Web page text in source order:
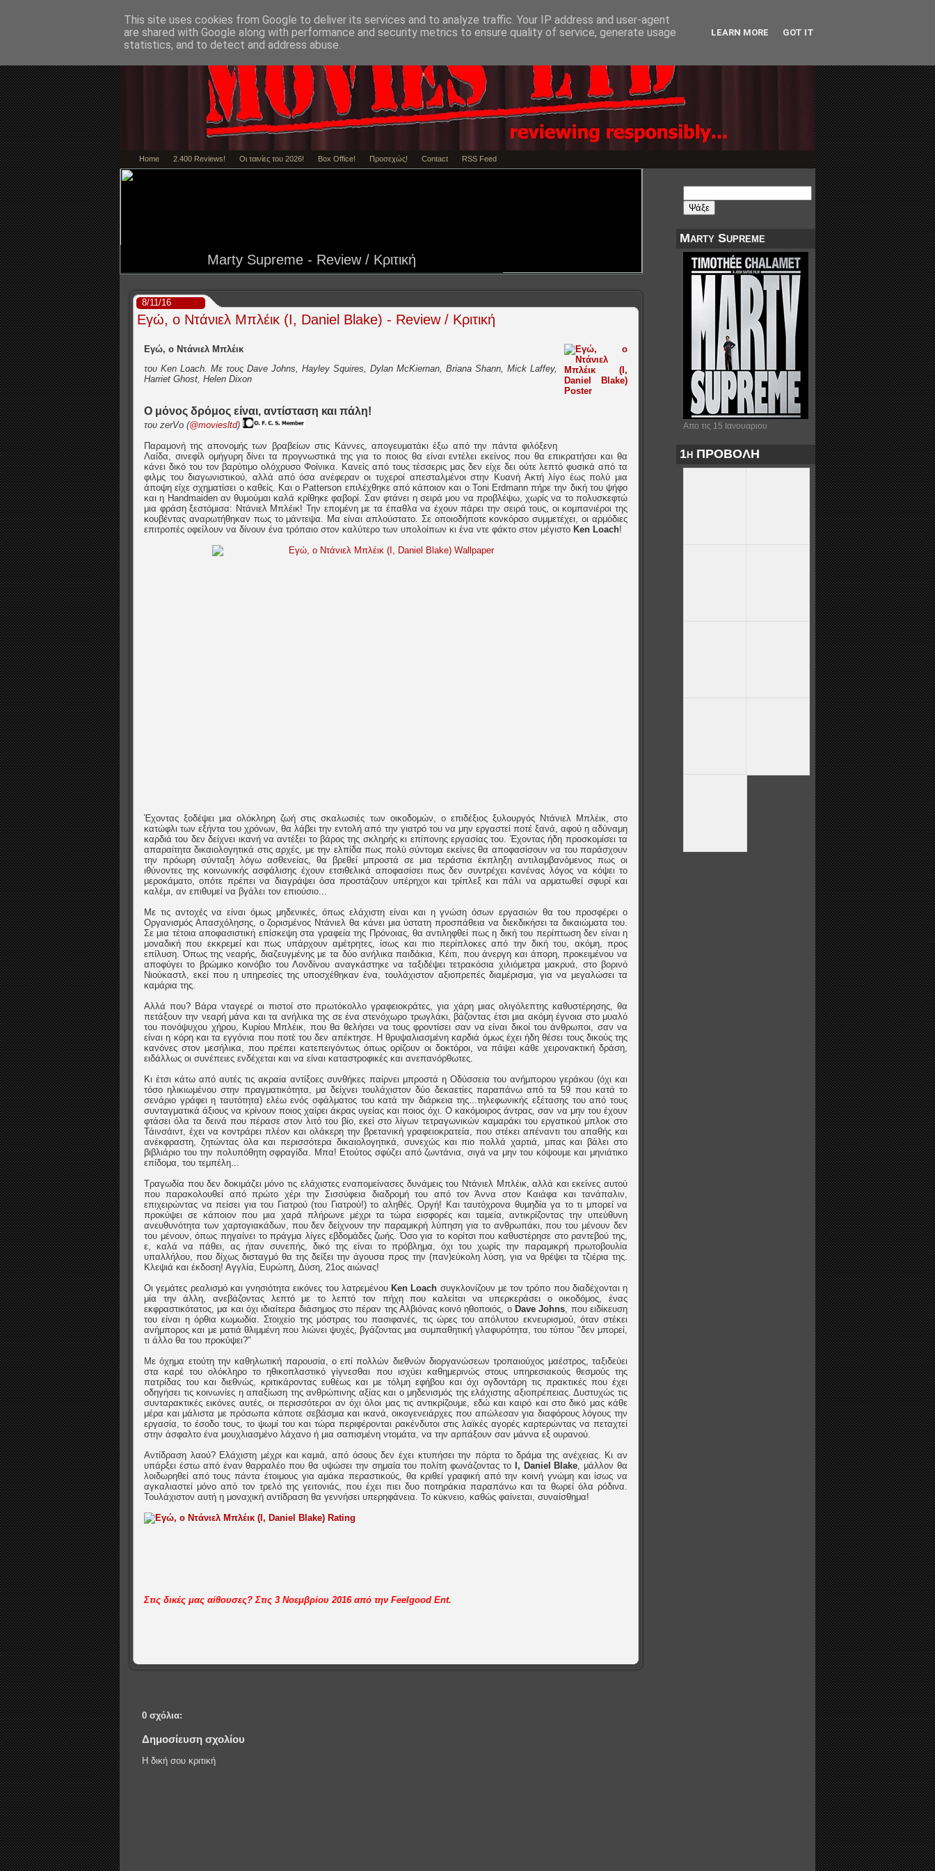
Home 2.400 Reviews! Οι ταινίες του 2026! Box Office! Προσεχώς! Contact RSS Feed
8/11/16
Εγώ, ο Ντάνιελ Μπλέικ (I, Daniel Blake) - Review / Κριτική
Εγώ, ο Ντάνιελ Μπλέικ
του Ken Loach. Με τους Dave Johns, Hayley Squires, Dylan McKiernan, Briana Shann, Mick Laffey,
Harriet Ghost, Helen Dixon
Ο μόνος δρόμος είναι, αντίσταση και πάλη!
του zerVo (@moviesltd)
Παραμονή της απονομής των βραβείων στις Κάννες, απογευματάκι έξω από την πάντα φιλόξενη
Λαίδα, σινεφίλ ομήγυρη δίνει τα προγνωστικά της για το ποιος θα είναι εντέλει εκείνος που θα επικρατήσει και θα
κάνει δικό του τον βαρύτιμο ολόχρυσο Φοίνικα. Κανείς από τους τέσσερις μας δεν είχε δει ούτε λεπτό φυσικά από τα
φιλμς του διαγωνιστικού, αλλά από όσα ανέφεραν οι τυχεροί απεσταλμένοι στην Κυανή Ακτή λίγο έως πολύ μια
άποψη είχε σχηματίσει ο καθείς. Και ο Patterson επιλέχθηκε από κάποιον και ο Toni Erdmann πήρε την δική του ψήφο
και η Handmaiden αν θυμούμαι καλά κρίθηκε φαβορί. Σαν φτάνει η σειρά μου να προβλέψω, χωρίς να το πολυσκεφτώ
μια φράση ξεστόμισα: Ντάνιελ Μπλέικ! Την επομένη με τα έπαθλα να έχουν πάρει την σειρά τους, οι κομπανιέροι της
κουβέντας αναρωτήθηκαν πως το μάντεψα. Μα είναι απλούστατο. Σε οποιοδήποτε κονκόρσο συμμετέχει, οι αρμόδιες
επιτροπές οφείλουν να δίνουν ένα τρόπαιο στον καλύτερο των υπολοίπων κι ένα ντε φάκτο στον μέγιστο Ken Loach!
Έχοντας ξοδέψει μια ολόκληρη ζωή στις σκαλωσιές των οικοδομών, ο επιδέξιος ξυλουργός Ντάνιελ Μπλέικ, στο
κατώφλι των εξήντα του χρόνων, θα λάβει την εντολή από την γιατρό του να μην εργαστεί ποτέ ξανά, αφού η αδύναμη
καρδιά του δεν δείχνει ικανή να αντέξει το βάρος της σκληρής κι επίπονης εργασίας του. Έχοντας ήδη προσκομίσει τα
απαραίτητα δικαιολογητικά στις αρχές, με την ελπίδα πως πολύ σύντομα εκείνες θα αποφασίσουν να του παράσχουν
την πρόωρη σύνταξη λόγω ασθενείας, θα βρεθεί μπροστά σε μια τεράστια έκπληξη αντιλαμβανόμενος πως οι
ιθύνοντες της κοινωνικής ασφάλισης έχουν ετσιθελικά αποφασίσει πως δεν συντρέχει κανένας λόγος να κόψει το
μεροκάματο, οπότε πρέπει να διαγράψει όσα προστάζουν υπέρηχοι και τρίπλεξ και πάλι να αρματωθεί σφυρί και
καλέμι, αν επιθυμεί να βγάλει τον επιούσιο...
Με τις αντοχές να είναι όμως μηδενικές, όπως ελάχιστη είναι και η γνώση όσων εργασιών θα του προσφέρει ο
Οργανισμός Απασχόλησης, ο ζορισμένος Ντάνιελ θα κάνει μια ύστατη προσπάθεια να διεκδικήσει τα δικαιώματα του.
Σε μια τέτοια αποφασιστική επίσκεψη στα γραφεία της Πρόνοιας, θα αντιληφθεί πως η δική του περίπτωση δεν είναι η
μοναδική που εκκρεμεί και πως υπάρχουν αμέτρητες, ίσως και πιο περίπλοκες από την δική του, ακόμη, προς
επίλυση. Όπως της νεαρής, διαζευγμένης με τα δύο ανήλικα παιδάκια, Κέιτι, που άνεργη και άπορη, προκειμένου να
αποφύγει το βρώμικο κοινόβιο του Λονδίνου αναγκάστηκε να ταξιδέψει τετρακόσια χιλιόμετρα μακρυά, στο βορινό
Νιούκαστλ, εκεί που η υπηρεσίες της υποσχέθηκαν ένα, τουλάχιστον αξιοπρεπές διαμέρισμα, για να μεγαλώσει τα
καμάρια της.
Αλλά που? Βάρα νταγερέ οι πιστοί στο πρωτόκολλο γραφειοκράτες, για χάρη μιας ολιγόλεπτης καθυστέρησης, θα
πετάξουν την νεαρή μάνα και τα ανήλικα της σε ένα στενόχωρο τρωγλάκι, βάζοντας έτσι μια ακόμη έγνοια στο μυαλό
του πονόψυχου χήρου, Κυρίου Μπλέικ, που θα θελήσει να τους φροντίσει σαν να είναι δικοί του άνθρωποι, σαν να
είναι η κόρη και τα εγγόνια που ποτέ του δεν απέκτησε. Η θρυψαλιασμένη καρδιά όμως έχει ήδη θέσει τους δικούς της
κανόνες στον μεσήλικα, που πρέπει κατεπειγόντως όπως ορίζουν οι δοκτόροι, να πάψει κάθε χειρονακτική δράση,
ειδάλλως οι συνέπειες ενδέχεται και να είναι καταστροφικές και ανεπανόρθωτες.
Κι έτσι κάτω από αυτές τις ακραία αντίξοες συνθήκες παίρνει μπροστά η Οδύσσεια του ανήμπορου γεράκου (όχι και
τόσο ηλικιωμένου στην πραγματικότητα, μα δείχνει τουλάχιστον δύο δεκαετίες παραπάνω από τα 59 που κατά το
σενάριο γράφει η ταυτότητα) ελέω ενός σφάλματος του κατά την διάρκεια της...τηλεφωνικής εξέτασης του από τους
συνταγματικά άξιους να κρίνουν ποιος χαίρει άκρας υγείας και ποιος όχι. Ο κακόμοιρος άντρας, σαν να μην του έχουν
φτάσει όλα τα δεινά που πέρασε στον λιτό του βίο, εκεί στο λίγων τετραγωνικών καμαράκι του εργατικού μπλοκ στο
Τάινσάιντ, έχει να κοντράρει πλέον και ολάκερη την βρετανική γραφειοκρατεία, που στέκει απέναντι του απαθής και
ανέκφραστη, ζητώντας όλα και περισσότερα δικαιολογητικά, συνεχώς και πιο πολλά χαρτιά, μπας και βάλει στο
βιβλιάριο του την πολυπόθητη σφραγίδα. Μπα! Ετούτος σφύζει από ζωντάνια, σιγά να μην του κόψουμε και μηνιάτικο
επίδομα, του τεμπέλη...
Τραγωδία που δεν δοκιμάζει μόνο τις ελάχιστες εναπομείνασες δυνάμεις του Ντάνιελ Μπλέικ, αλλά και εκείνες αυτού
που παρακολουθεί από πρώτο χέρι την Σισσύφεια διαδρομή του από τον Άννα στον Καιάφα και τανάπαλιν,
επιχειρώντας να πείσει για του Γιατρού (του Γιατρού!) το αληθές. Οργή! Και ταυτόχρονα θυμηδία γα το τι μπορεί να
προκύψει σε κάποιον που μια χαρά πλήρωνε μέχρι τα τώρα εισφορές και ταμεία, αντικρίζοντας την υπεύθυνη
ανευθυνότητα των χαρτογιακάδων, που δεν δείχνουν την παραμικρή λύπηση για το ανθρωπάκι, που του μένουν δεν
του μένουν, όπως πηγαίνει το πράγμα λίγες εβδομάδες ζωής. Όσο για το κορίτσι που καθυστέρησε στο ραντεβού της,
ε, καλά να πάθει, ας ήταν συνεπής, δικό της είναι το πρόβλημα, όχι του χωρίς την παραμικρή πρωτοβουλία
υπαλλήλου, που δίχως δισταγμό θα της δείξει την άγουσα προς την (παν)εύκολη λύση, για να θρέψει τα τζιέρια της.
Κλεψιά και έκδοση! Αγγλία, Ευρώπη, Δύση, 21ος αιώνας!
Οι γεμάτες ρεαλισμό και γνησιότητα εικόνες του λατρεμένου Ken Loach συγκλονίζουν με τον τρόπο που διαδέχονται η
μία την άλλη, ανεβάζοντας λεπτό με το λεπτό τον πήχη που καλείται να υπερκεράσει ο οικοδόμος, ένας
εκφραστικότατος, μα και όχι ιδιαίτερα διάσημος στο πέραν της Αλβιόνας κοινό ηθοποιός, ο Dave Johns, που ειδίκευση
του είναι η όρθια κωμωδία. Στοιχείο της μόστρας του πασιφανές, τις ώρες του απόλυτου εκνευρισμού, όταν στέκει
ανήμπορος και με ματιά θλιμμένη που λιώνει ψυχές, βγάζοντας μια συμπαθητική γλαφυρότητα, του τύπου "δεν μπορεί,
τι άλλο θα του προκύψει?"
Με όχημα ετούτη την καθηλωτική παρουσία, ο επί πολλών διεθνών διοργανώσεων τροπαιούχος μαέστρος, ταξιδεύει
στα καρέ του ολόκληρο το ηθικοπλαστικό γίγνεσθαι που ισχύει καθημερινώς στους υπηρεσιακούς θεσμούς της
πατρίδας του και διεθνώς, κριτικάροντας ευθέως και με τόλμη εφήβου και όχι ογδοντάρη τις πρακτικές που έχει
οδηγήσει τις κοινωνίες η απαξίωση της ανθρώπινης αξίας και ο μηδενισμός της ελάχιστης αξιοπρέπειας. Δυστυχώς τις
συνταρακτικές εικόνες αυτές, οι περισσότεροι αν όχι όλοι μας τις αντικρίζουμε, εδώ και καιρό και στο δικό μας κάθε
μέρα και μάλιστα με πρόσωπα κάποτε σεβάσμια και ικανά, οικογενειάρχες που απώλεσαν για διαφόρους λόγους την
εργασία, το έσοδο τους, το ψωμί του και τώρα περιφέρονται ρακένδυτοι στις λαϊκές αγορές καρτερώντας να πεταχτεί
στην άσφαλτο ένα μουχλιασμένο λάχανο ή μια σαπισμένη ντομάτα, να την αρπάξουν σαν μάννα εξ ουρανού.
Αντίδραση λαού? Ελάχιστη μέχρι και καμιά, από όσους δεν έχει κτυπήσει την πόρτα το δράμα της ανέχειας. Κι αν
υπάρξει έστω από έναν θαρραλέο που θα υψώσει την σημαία του πολίτη φωνάζοντας το
I, Daniel Blake, μάλλον θα
λοιδωρηθεί από τους πάντα έτοιμους για αμάκα περαστικούς, θα κριθεί γραφική από την κοινή γνώμη και ίσως να
αγκαλιαστεί μόνο από τον τρελό της γειτονιάς, που έχει πιει δυο ποτηράκια παραπάνω και τα θωρεί όλα ρόδινα.
Τουλάχιστον αυτή η μοναχική αντίδραση θα γεννήσει υπερηφάνεια. Το κύκνειο, καθώς φαίνεται, συναίσθημα!
Στις δικές μας αίθουσες? Στις 3 Νοεμβρίου 2016 από την Feelgood Ent.
0 σχόλια:
Δημοσίευση σχολίου
Η δική σου κριτική
Marty Supreme
Απο τις 15 Ιανουαριου
1η ΠΡΟΒΟΛΗ
This site uses cookies from Google to deliver its services and to analyze traffic. Your IP address and user-agent
are shared with Google along with performance and security metrics to ensure quality of service, generate usage
statistics, and to detect and address abuse.
LEARN MORE GOT IT